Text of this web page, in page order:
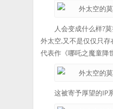
人会变成什么样?
外太空,又不是仅仅只存
代表作《哪吒之魔童降
这被寄予厚望的IP